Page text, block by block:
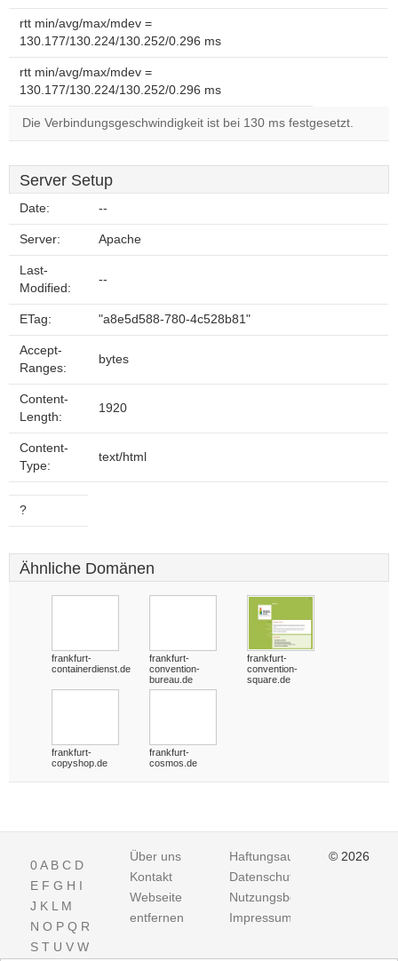
rtt min/avg/max/mdev =
130.177/130.224/130.252/0.296 ms
rtt min/avg/max/mdev =
130.177/130.224/130.252/0.296 ms
Die Verbindungsgeschwindigkeit ist bei 130 ms festgesetzt.
Server Setup
Date: --
Server: Apache
Last-
Modified:
--
ETag: "a8e5d588-780-4c528b81"
Accept-
Ranges:
bytes
Content-
Length:
1920
Content-
Type:
text/html
?
Ähnliche Domänen
frankfurt-
containerdienst.de
frankfurt-
convention-
bureau.de
frankfurt-
convention-
square.de
frankfurt-
copyshop.de
frankfurt-
cosmos.de
0A B C D
E F G H I
J K L M
N O P Q R
S T U V W
Über uns
Kontakt
Webseite
entfernen
Haftungsausschluss
Datenschutz
Nutzungsbedingungen
Impressum
© 2026